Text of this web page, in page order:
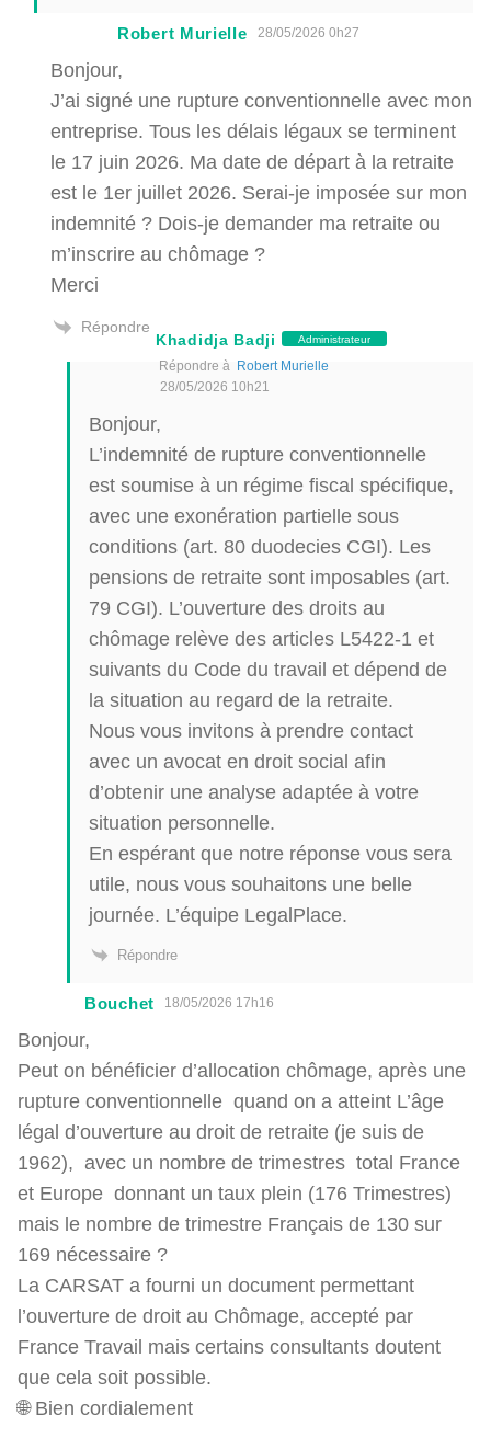
Robert Murielle 28/05/2026 0h27
Bonjour,
J’ai signé une rupture conventionnelle avec mon
entreprise. Tous les délais légaux se terminent
le 17 juin 2026. Ma date de départ à la retraite
est le 1er juillet 2026. Serai-je imposée sur mon
indemnité ? Dois-je demander ma retraite ou
m’inscrire au chômage ?
Merci
Répondre
Khadidja Badji Administrateur
Répondre à Robert Murielle
28/05/2026 10h21
Bonjour,
L’indemnité de rupture conventionnelle
est soumise à un régime fiscal spécifique,
avec une exonération partielle sous
conditions (art. 80 duodecies CGI). Les
pensions de retraite sont imposables (art.
79 CGI). L’ouverture des droits au
chômage relève des articles L5422-1 et
suivants du Code du travail et dépend de
la situation au regard de la retraite.
Nous vous invitons à prendre contact
avec un avocat en droit social afin
d’obtenir une analyse adaptée à votre
situation personnelle.
En espérant que notre réponse vous sera
utile, nous vous souhaitons une belle
journée. L’équipe LegalPlace.
Répondre
Bouchet 18/05/2026 17h16
Bonjour,
Peut on bénéficier d’allocation chômage, après une
rupture conventionnelle quand on a atteint L’âge
légal d’ouverture au droit de retraite (je suis de
1962), avec un nombre de trimestres total France
et Europe donnant un taux plein (176 Trimestres)
mais le nombre de trimestre Français de 130 sur
169 nécessaire ?
La CARSAT a fourni un document permettant
l’ouverture de droit au Chômage, accepté par
France Travail mais certains consultants doutent
que cela soit possible.
🌐 Bien cordialement